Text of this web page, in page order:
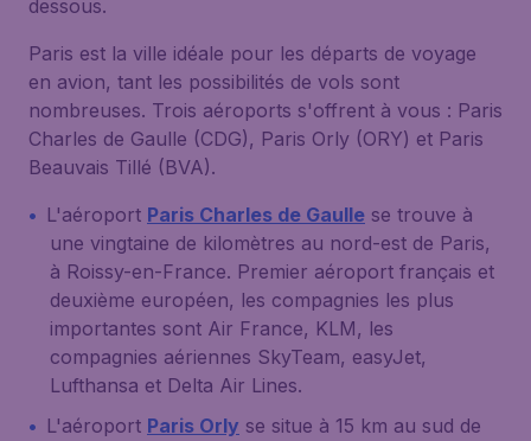
dessous.
Paris est la ville idéale pour les départs de voyage
en avion, tant les possibilités de vols sont
nombreuses. Trois aéroports s'offrent à vous : Paris
Charles de Gaulle (CDG), Paris Orly (ORY) et Paris
Beauvais Tillé (BVA).
L'aéroport Paris Charles de Gaulle se trouve à
une vingtaine de kilomètres au nord-est de Paris,
à Roissy-en-France. Premier aéroport français et
deuxième européen, les compagnies les plus
importantes sont Air France, KLM, les
compagnies aériennes SkyTeam, easyJet,
Lufthansa et Delta Air Lines.
L'aéroport Paris Orly se situe à 15 km au sud de